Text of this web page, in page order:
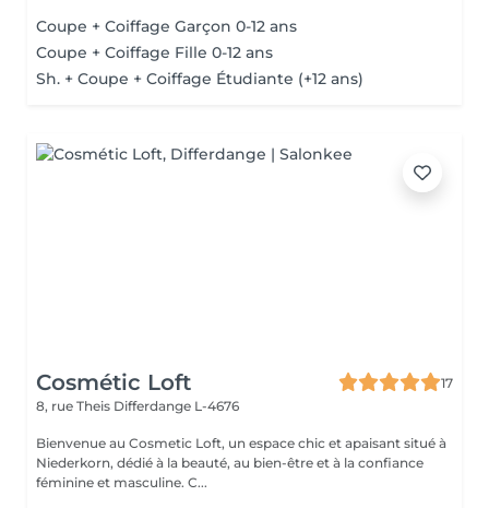
Coupe + Coiffage Garçon 0-12 ans
Coupe + Coiffage Fille 0-12 ans
Sh. + Coupe + Coiffage Étudiante (+12 ans)
Cosmétic Loft
17
8, rue Theis Differdange L-4676
Bienvenue au Cosmetic Loft, un espace chic et apaisant situé à
Niederkorn, dédié à la beauté, au bien-être et à la confiance
féminine et masculine. C...